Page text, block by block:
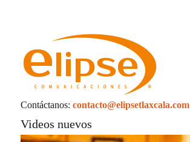
Contáctanos: contacto@elipsetlaxcala.com
Videos nuevos